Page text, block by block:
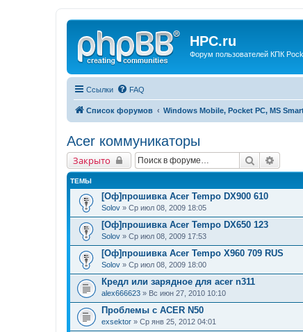
HPC.ru
Форум пользователей КПК
Ссылки FAQ
Список форумов Windows Mobile, Pocket PC, MS
Acer коммуникаторы
Закрыто Поиск
ТЕМЫ
[Оф]прошивка Acer Tempo DX900 610
Solov » Ср июл 08, 2009 18:05
[Оф]прошивка Acer Tempo DX650 123
Solov » Ср июл 08, 2009 17:53
[Оф]прошивка Acer Tempo X960 709 RUS
Solov » Ср июл 08, 2009 18:00
Кредл или зарядное для acer n311
alex666623 » Вс июн 27, 2010 10:10
Проблемы с ACER N50
exsektor » Ср янв 25, 2012 04:01